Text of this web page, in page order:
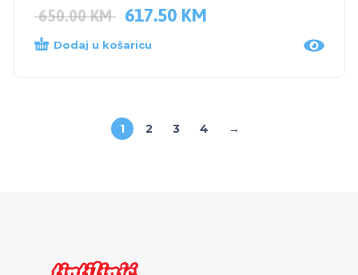
650.00KM 617.50 KM
Dodaj u košaricu
1 2 3 4 →